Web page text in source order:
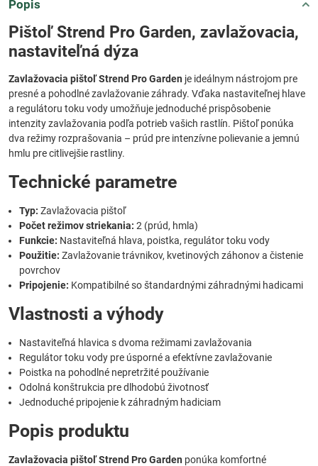
Popis
Pištoľ Strend Pro Garden, zavlažovacia,
nastaviteľná dýza
Zavlažovacia pištoľ Strend Pro Garden je ideálnym nástrojom pre
presné a pohodlné zavlažovanie záhrady. Vďaka nastaviteľnej hlave
a regulátoru toku vody umožňuje jednoduché prispôsobenie
intenzity zavlažovania podľa potrieb vašich rastlín. Pištoľ ponúka
dva režimy rozprašovania – prúd pre intenzívne polievanie a jemnú
hmlu pre citlivejšie rastliny.
Technické parametre
Typ: Zavlažovacia pištoľ
Počet režimov striekania: 2 (prúd, hmla)
Funkcie: Nastaviteľná hlava, poistka, regulátor toku vody
Použitie: Zavlažovanie trávnikov, kvetinových záhonov a čistenie
povrchov
Pripojenie: Kompatibilné so štandardnými záhradnými hadicami
Vlastnosti a výhody
Nastaviteľná hlavica s dvoma režimami zavlažovania
Regulátor toku vody pre úsporné a efektívne zavlažovanie
Poistka na pohodlné nepretržité používanie
Odolná konštrukcia pre dlhodobú životnosť
Jednoduché pripojenie k záhradným hadiciam
Popis produktu
Zavlažovacia pištoľ Strend Pro Garden ponúka komfortné